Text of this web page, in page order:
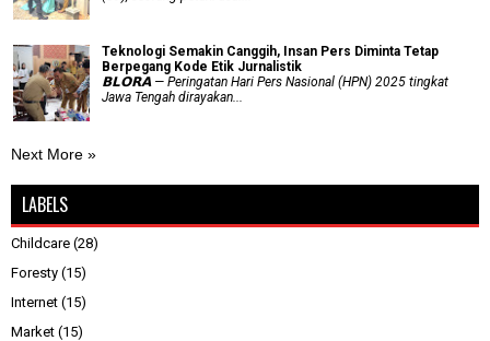
Teknologi Semakin Canggih, Insan Pers Diminta Tetap
Berpegang Kode Etik Jurnalistik
𝗕𝗟𝗢𝗥𝗔 — Peringatan Hari Pers Nasional (HPN) 2025 tingkat
Jawa Tengah dirayakan...
Next More »
LABELS
Childcare (28)
Foresty (15)
Internet (15)
Market (15)